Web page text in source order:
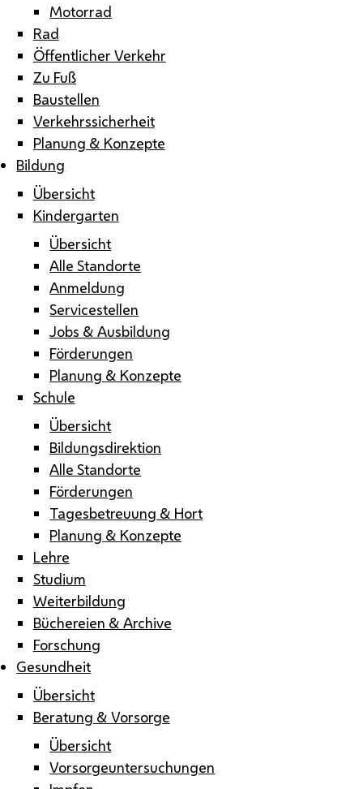
Motorrad
Rad
Öffentlicher Verkehr
Zu Fuß
Baustellen
Verkehrssicherheit
Planung & Konzepte
Bildung
Übersicht
Kindergarten
Übersicht
Alle Standorte
Anmeldung
Servicestellen
Jobs & Ausbildung
Förderungen
Planung & Konzepte
Schule
Übersicht
Bildungsdirektion
Alle Standorte
Förderungen
Tagesbetreuung & Hort
Planung & Konzepte
Lehre
Studium
Weiterbildung
Büchereien & Archive
Forschung
Gesundheit
Übersicht
Beratung & Vorsorge
Übersicht
Vorsorgeuntersuchungen